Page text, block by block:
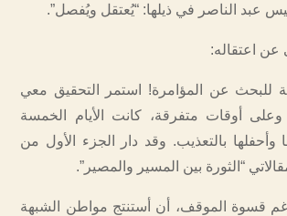
عبد الناصر في ذيلها: “يُعتقل ويُفصل”.
اعتقاله:
للبحث عن المؤامرة! استمر التحقيق معي
أوقات متفرقة، كانت الأيام الخمسة
وأحفلها بالتعذيب. وقد دار الجزء الأول من
“الثورة بين المسير والمصير”.
قسوة الموقف، أن أستنتج مواطن الشبهة